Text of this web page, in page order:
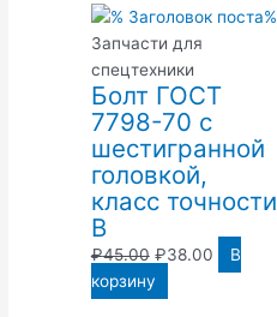
Запчасти для
спецтехники
Болт ГОСТ
7798-70 с
шестигранной
головкой,
класс точности
В
₽45.00
цена
составляла
₽45.00.
₽38.00
цена:
В
корзину